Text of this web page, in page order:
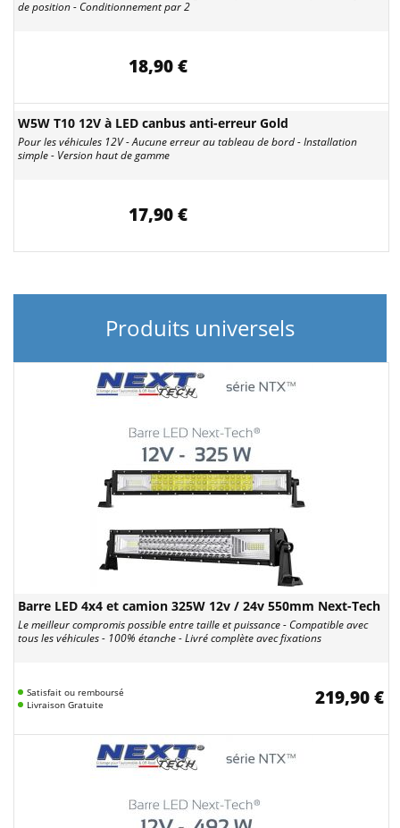
de position - Conditionnement par 2
18,90 €
W5W T10 12V à LED canbus anti-erreur Gold
Pour les véhicules 12V - Aucune erreur au tableau de bord - Installation
simple - Version haut de gamme
17,90 €
Produits universels
Barre LED 4x4 et camion 325W 12v / 24v 550mm Next-Tech
Le meilleur compromis possible entre taille et puissance - Compatible avec
tous les véhicules - 100% étanche - Livré complète avec fixations
Satisfait ou remboursé
Livraison Gratuite
219,90 €